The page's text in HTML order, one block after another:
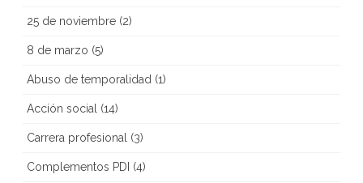
25 de noviembre (2)
8 de marzo (5)
Abuso de temporalidad (1)
Acción social (14)
Carrera profesional (3)
Complementos PDI (4)